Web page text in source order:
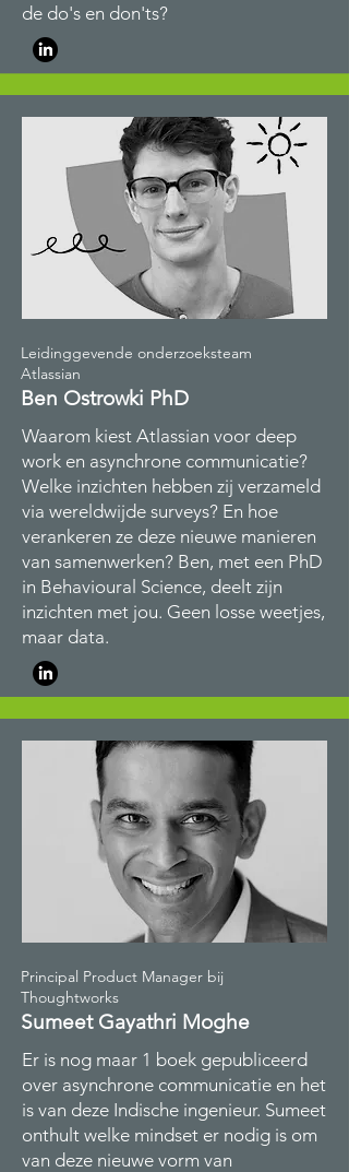
de do's en don'ts?
Leidinggevende onderzoeksteam
Atlassian
Ben Ostrowki PhD
Waarom kiest Atlassian voor deep
work en asynchrone communicatie?
Welke inzichten hebben zij verzameld
via wereldwijde surveys? En hoe
verankeren ze deze nieuwe manieren
van samenwerken? Ben, met een PhD
in Behavioural Science, deelt zijn
inzichten met jou. Geen losse weetjes,
maar data.
Principal Product Manager bij
Thoughtworks
Sumeet Gayathri Moghe
Er is nog maar 1 boek gepubliceerd
over asynchrone communicatie en het
is van deze Indische ingenieur. Sumeet
onthult welke mindset er nodig is om
van deze nieuwe vorm van